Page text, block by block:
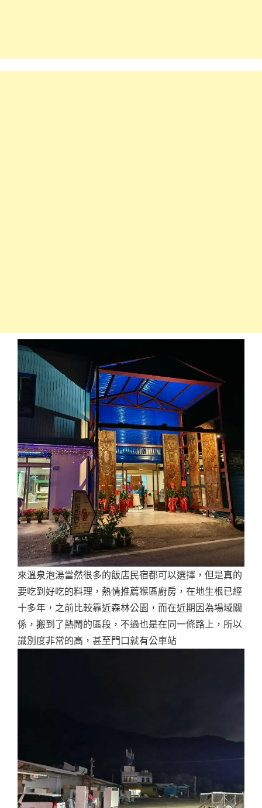
來溫泉泡湯當然很多的飯店民宿都可以選擇，但是真的
要吃到好吃的料理，熱情推薦猴區廚房，在地生根已經
十多年，之前比較靠近森林公園，而在近期因為場域關
係，搬到了熱鬧的區段，不過也是在同一條路上，所以
識別度非常的高，甚至門口就有公車站